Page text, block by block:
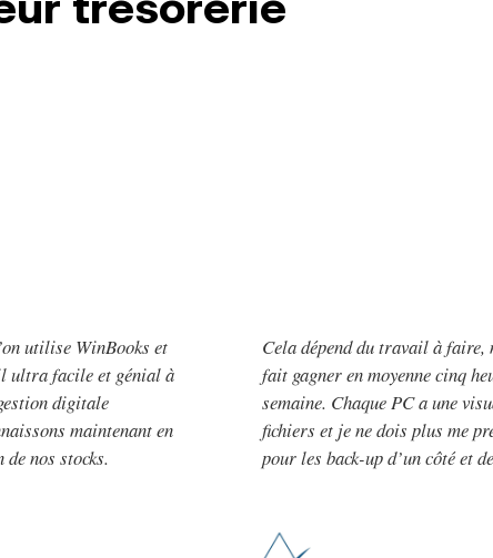
trésorerie
utilise WinBooks et
ultra facile et génial à
digitale
maintenant en
nos stocks.
Cela dépend du travail à faire,
fait gagner en moyenne cinq
semaine. Chaque PC a une
fichiers et je ne dois plus me
pour les back-up d’un côté et